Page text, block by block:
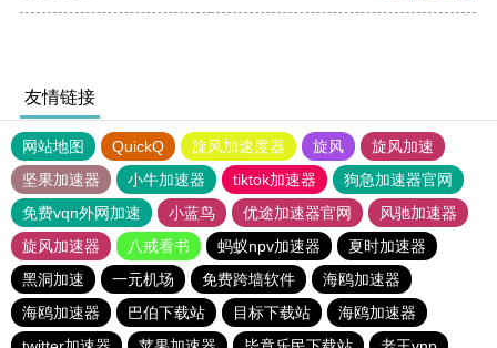
友情链接
网站地图 QuickQ 旋风加速度器 旋风
旋风加速
坚果加速器
小牛加速器 tiktok加速器
狗急加速器官网
免费vqn外网加速
小蓝鸟 优途加速器官网
风驰加速器
旋风加速器
八戒看书 蚂蚁npv加速器
夏时加速器
黑洞加速
一元机场 免费跨墙软件
海鸥加速器
海鸥加速器
巴伯下载站 目标下载站
海鸥加速器